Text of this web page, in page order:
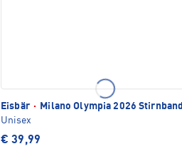
Eisbär ·
Milano Olympia 2026 Stirnband
Unisex
€ 39,99